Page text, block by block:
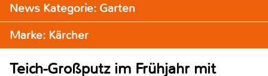
News Kategorie: Garten
Marke: Kärcher
Teich-Großputz im Frühjahr mit